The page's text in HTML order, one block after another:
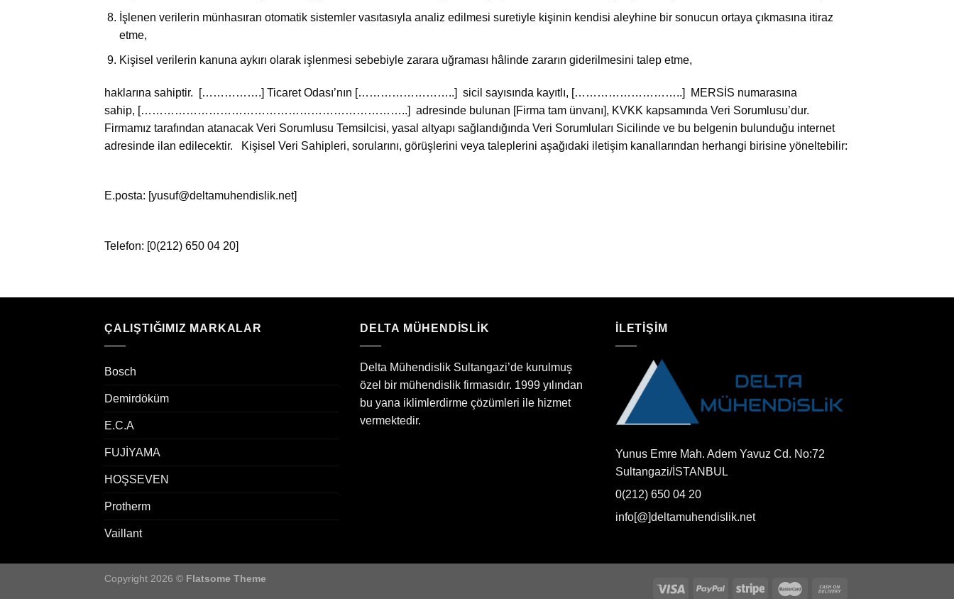
İşlenen verilerin münhasıran otomatik sistemler vasıtasıyla analiz edilmesi suretiyle kişinin kendisi aleyhine bir sonucun ortaya çıkmasına itiraz
etme,
Kişisel verilerin kanuna aykırı olarak işlenmesi sebebiyle zarara uğraması hâlinde zararın giderilmesini talep etme,
haklarına sahiptir. […………….] Ticaret Odası’nın [……………………..] sicil sayısında kayıtlı, [………………………..] MERSİS numarasına
sahip, [……………………………………………………………..] adresinde bulunan [Firma tam ünvanı], KVKK kapsamında Veri Sorumlusu’dur.
Firmamız tarafından atanacak Veri Sorumlusu Temsilcisi, yasal altyapı sağlandığında Veri Sorumluları Sicilinde ve bu belgenin bulunduğu internet
adresinde ilan edilecektir. Kişisel Veri Sahipleri, sorularını, görüşlerini veya taleplerini aşağıdaki iletişim kanallarından herhangi birisine yöneltebilir:
E.posta: [yusuf@deltamuhendislik.net]
Telefon: [0(212) 650 04 20]
ÇALIŞTIĞIMIZ MARKALAR
Bosch
Demirdöküm
E.C.A
FUJİYAMA
HOŞSEVEN
Protherm
Vaillant
DELTA MÜHENDİSLİK
Delta Mühendislik Sultangazi’de kurulmuş
özel bir mühendislik firmasıdır. 1999 yılından
bu yana iklimlerdirme çözümleri ile hizmet
vermektedir.
İLETİŞİM
Yunus Emre Mah. Adem Yavuz Cd. No:72
Sultangazi/İSTANBUL
0(212) 650 04 20
info[@]deltamuhendislik.net
Copyright 2026 © Flatsome Theme